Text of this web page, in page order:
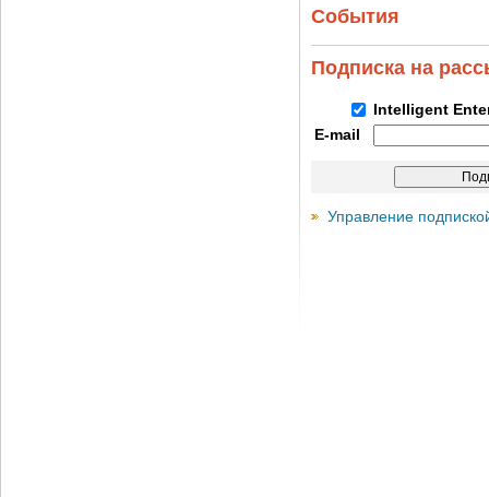
События
Подписка на
Intelligent
E-mail
Управление